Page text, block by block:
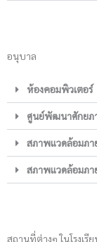
อนุบาล
ห้องคอมพิวเตอร์
ศูนย์พัฒนาศักยภ
สภาพแวดล้อมภา
สภาพแวดล้อมภา
สถานที่ต่างๆ ในโรงเรี